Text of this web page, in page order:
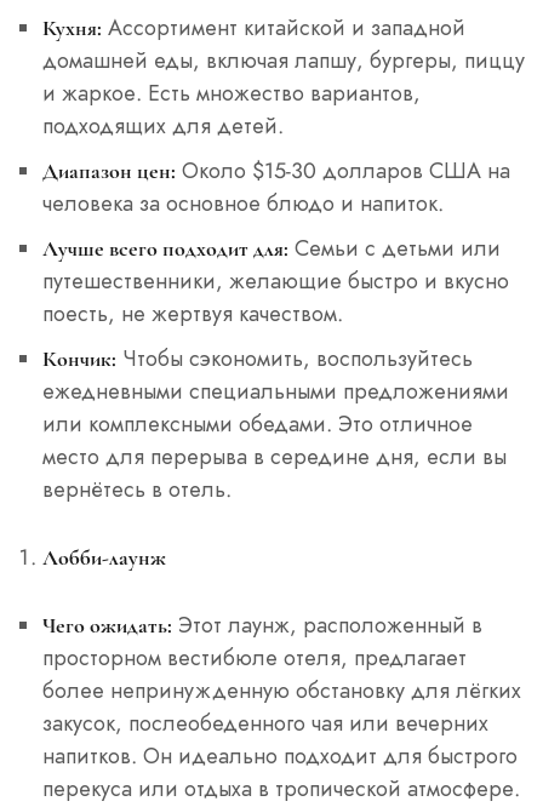
Кухня: Ассортимент китайской и западной
домашней еды, включая лапшу, бургеры, пиццу
и жаркое. Есть множество вариантов,
подходящих для детей.
Диапазон цен: Около $15-30 долларов США на
человека за основное блюдо и напиток.
Лучше всего подходит для: Семьи с детьми или
путешественники, желающие быстро и вкусно
поесть, не жертвуя качеством.
Кончик: Чтобы сэкономить, воспользуйтесь
ежедневными специальными предложениями
или комплексными обедами. Это отличное
место для перерыва в середине дня, если вы
вернётесь в отель.
Лобби-лаунж
Чего ожидать: Этот лаунж, расположенный в
просторном вестибюле отеля, предлагает
более непринужденную обстановку для лёгких
закусок, послеобеденного чая или вечерних
напитков. Он идеально подходит для быстрого
перекуса или отдыха в тропической атмосфере.